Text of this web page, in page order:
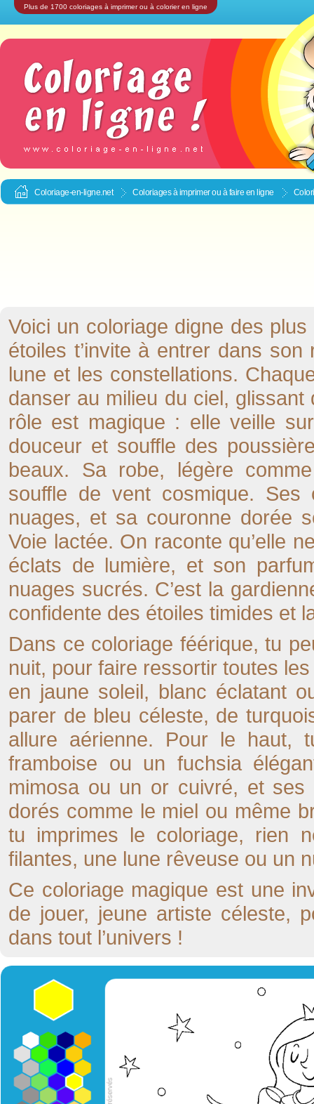
Plus de 1700 coloriages à imprimer ou à colorier en ligne
Coloriage-en-ligne.net Coloriages à imprimer ou à faire en ligne
Voici un coloriage digne des
étoiles t’invite à entrer dans
lune et les constellations.
danser au milieu du ciel,
rôle est magique : elle veille
douceur et souffle des
beaux. Sa robe, légère
souffle de vent cosmique.
nuages, et sa couronne dorée
Voie lactée. On raconte qu’elle
éclats de lumière, et son
nuages sucrés. C’est la
confidente des étoiles timides et
Dans ce coloriage féérique, tu
nuit, pour faire ressortir toutes
en jaune soleil, blanc éclatant
parer de bleu céleste, de
allure aérienne. Pour le haut,
framboise ou un fuchsia
mimosa ou un or cuivré, et ses
dorés comme le miel ou même
tu imprimes le coloriage, rien
filantes, une lune rêveuse ou un
Ce coloriage magique est une
de jouer, jeune artiste céleste,
dans tout l’univers !